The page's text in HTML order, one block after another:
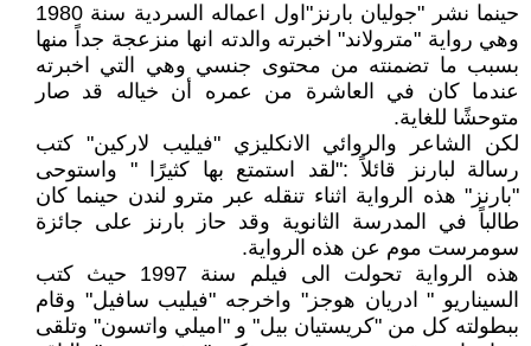
حينما نشر "جوليان بارنز"اول اعماله السردية سنة 1980
وهي رواية "مترولاند" اخبرته والدته انها منزعجة جداً منها
بسبب ما تضمنته من محتوى جنسي وهي التي اخبرته
عندما كان في العاشرة من عمره أن خياله قد صار
متوحشًا للغاية.
لكن الشاعر والروائي الانكليزي "فيليب لاركين" كتب
رسالة لبارنز قائلاً :"لقد استمتع بها كثيرًا " واستوحى
"بارنز" هذه الرواية اثناء تنقله عبر مترو لندن حينما كان
طالباً في المدرسة الثانوية وقد حاز بارنز على جائزة
سومرست موم عن هذه الرواية.
هذه الرواية تحولت الى فيلم سنة 1997 حيث كتب
السيناريو " ادريان هوجز" واخرجه "فيليب سافيل" وقام
ببطولته كل من "كريستيان بيل" و "اميلي واتسون" وتلقى